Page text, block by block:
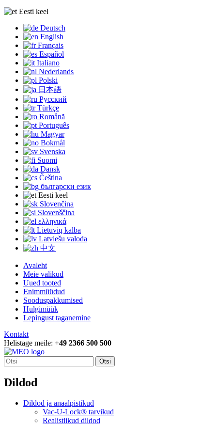
Eesti keel
Deutsch
English
Français
Español
Italiano
Nederlands
Polski
日本語
Русский
Türkçe
Română
Português
Magyar
Bokmål
Svenska
Suomi
Dansk
Čeština
български език
Eesti keel
Slovenčina
Slovenščina
ελληνικά
Lietuvių kalba
Latviešu valoda
中文
Avaleht
Meie valikud
Uued tooted
Enimmüüdud
Sooduspakkumised
Hulgimüük
Lepingust taganemine
Kontakt
Helistage meile: +49 2366 500 500
Otsi
Dildod
Dildod ja anaalpistikud
Vac-U-Lock® tarvikud
Realistlikud dildod